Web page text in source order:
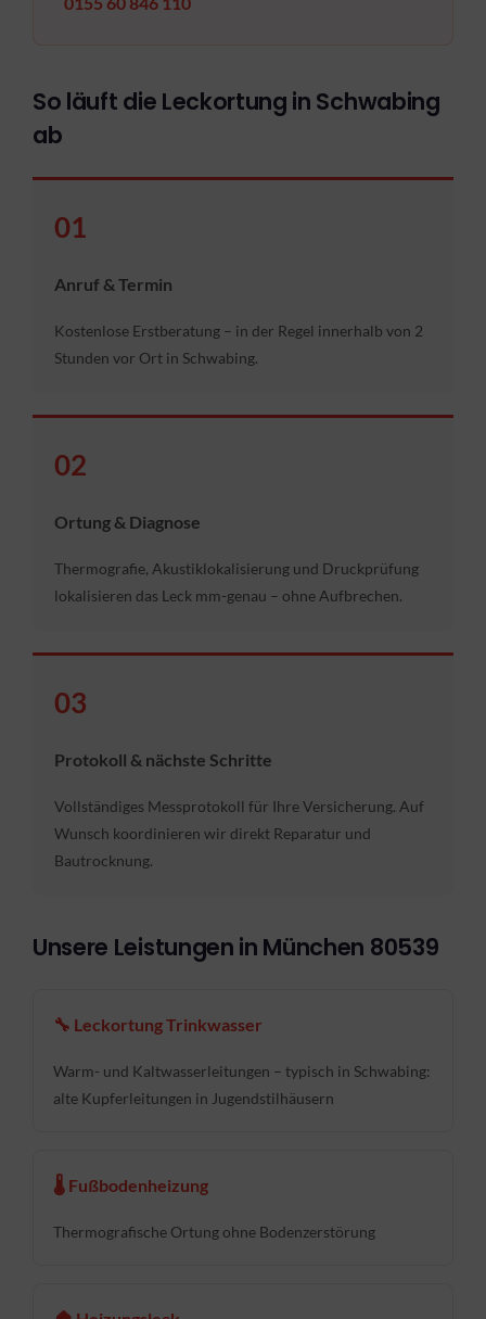
So läuft die Leckortung in Schwabing
ab
01
Anruf & Termin
Kostenlose Erstberatung – in der Regel innerhalb von 2
Stunden vor Ort in Schwabing.
02
Ortung & Diagnose
Thermografie, Akustiklokalisierung und Druckprüfung
lokalisieren das Leck mm-genau – ohne Aufbrechen.
03
Protokoll & nächste Schritte
Vollständiges Messprotokoll für Ihre Versicherung. Auf
Wunsch koordinieren wir direkt Reparatur und
Bautrocknung.
Unsere Leistungen in München 80539
🔧 Leckortung Trinkwasser
Warm- und Kaltwasserleitungen – typisch in Schwabing:
alte Kupferleitungen in Jugendstilhäusern
🌡 Fußbodenheizung
Thermografische Ortung ohne Bodenzerstörung